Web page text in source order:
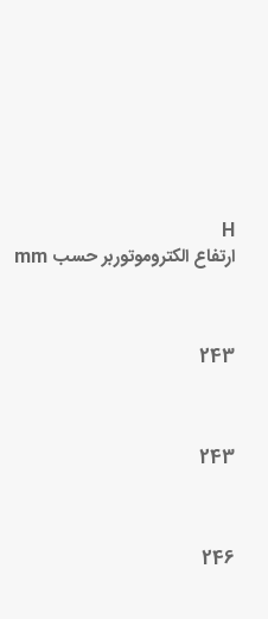
H
ارتفاع الکتروموتوربر حسب mm
243
243
246